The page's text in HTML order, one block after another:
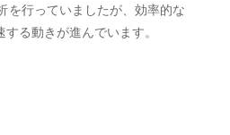
を行っていましたが、効率的な
る動きが進んでいます。